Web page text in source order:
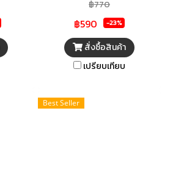
฿770
฿590 -23%
สั่งซื้อสินค้า
เปรียบเทียบ
Best Seller